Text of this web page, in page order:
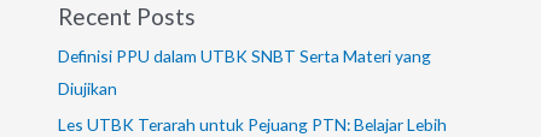
Recent Posts
Definisi PPU dalam UTBK SNBT Serta Materi yang
Diujikan
Les UTBK Terarah untuk Pejuang PTN: Belajar Lebih